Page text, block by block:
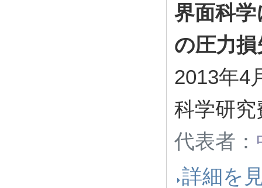
界面科
の圧力
2013年4
科学研
代表者：
詳細を